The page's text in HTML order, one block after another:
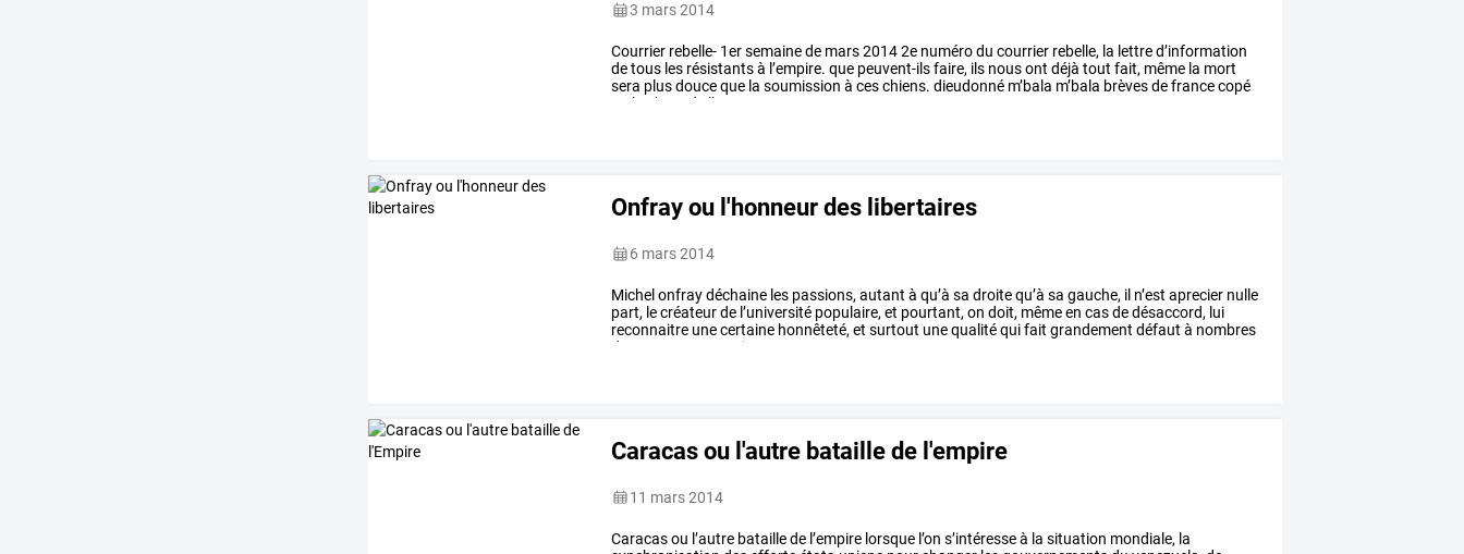
3 mars 2014
Courrier rebelle- 1ersemainede mars20142e numérodu courrier rebelle, la lettred’information
detous les résistantsà l’empire. que peuvent-ilsfaire, ils nousont déjà tout fait, même la mort
sera plusdouceque la soumission à ceschiens. dieudonné m’bala m’bala brèvesdefrancecopé
la chute de l’ump
Onfray ou l'honneur des libertaires
6 mars 2014
Michel onfraydéchaine les passions, autant à qu’à sa droitequ’à sa gauche, il n’est aprecier nulle
part, lecréateurde l’université populaire, et pourtant, on doit, mêmeen casdedésaccord, lui
reconnaitre unecertaine honnêteté, et surtout unequalitéquifait grandement défaut à nombres
de
qui
Caracas ou l'autre bataille de l'empire
11 mars 2014
Caracasou l’autre bataillede l’empire lorsque l’on s’intéresseà la situation mondiale, la